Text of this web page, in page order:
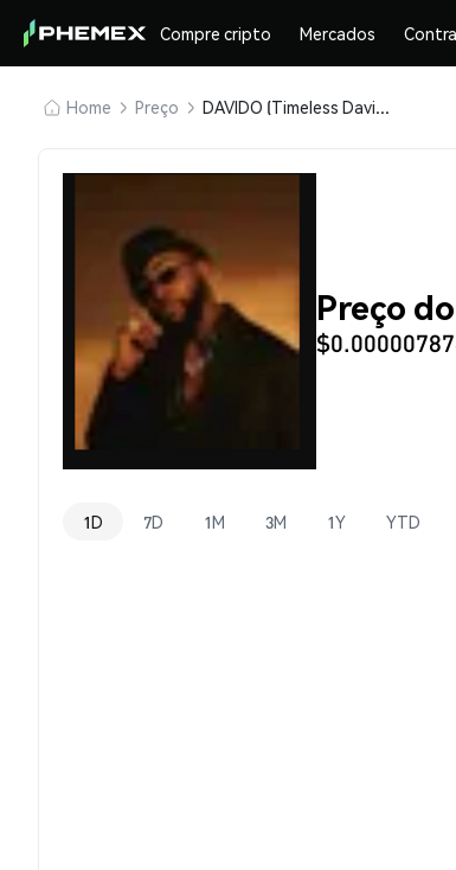
Compre cripto Mercados
Home Preço DAVIDO (Timeless Davido)
Preço
$0.00000787
1D 7D 1M 3M 1Y YTD